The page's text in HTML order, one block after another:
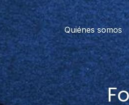
Quiénes somos